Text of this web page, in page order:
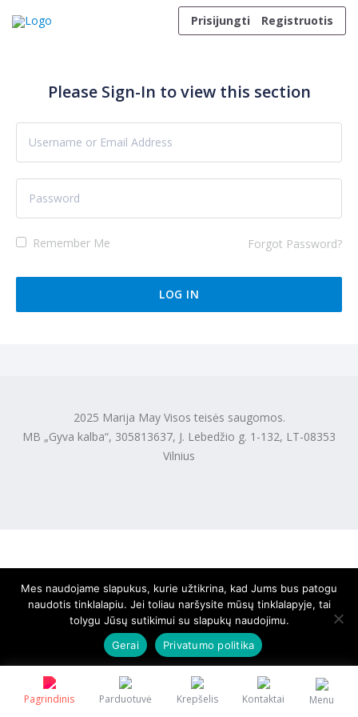
Prisijungti
Registruotis
Pagrindinis Parduotuvė Krepšelis Kontaktai Menu
Please Sign-In to view this section
Remember Me Forgot Password?
2025 Marija May Visos teisės saugomos.
MB „Gyva kalba“, 305813637, J. Lebedžio g. 1-132, LT-08353
Vilnius
Mes naudojame slapukus, kurie užtikrina, kad Jums bus patogu
naudotis tinklalapiu. Jei toliau naršysite mūsų tinklalapyje, tai
tolygu Jūsų sutikimui su slapukų naudojimu.
Gerai
Privatumo politika